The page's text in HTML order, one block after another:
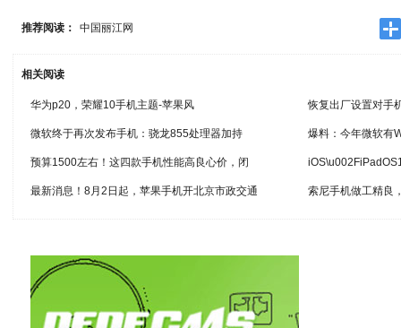
推荐阅读： 中国丽江网
相关阅读
华为p20，荣耀10手机主题-苹果风 恢复出厂设置对手
微软终于再次发布手机：骁龙855处理器加持 爆料：今年微软有
预算1500左右！这四款手机性能高良心价，闭
最新消息！8月2日起，苹果手机开北京市政交通 索尼手机做工精良